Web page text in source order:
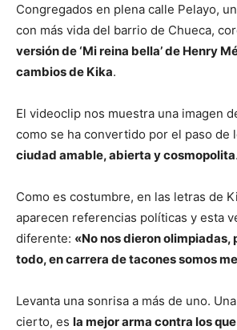
Congregados en plena calle Pelayo,
con más vida del barrio de Chueca,
versión de ‘Mi reina bella’ de Henry
cambios de Kika.
El videoclip nos muestra una imagen
como se ha convertido por el paso de
ciudad amable, abierta y cosmopolita.
Como es costumbre, en las letras de
aparecen referencias políticas y esta
diferente: «No nos dieron olimpiadas,
todo, en carrera de tacones somos
Levanta una sonrisa a más de uno.
cierto, es la mejor arma contra los